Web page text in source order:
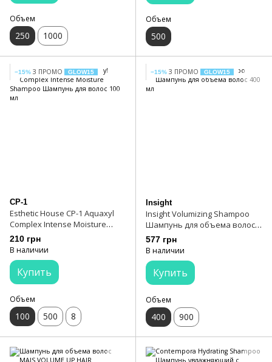
Объем
250 1000
Объем
500
−15% З ПРОМО GLOW15
CP-1
Esthetic House CP-1 Aquaxyl
Complex Intense Moisture
Shampoo Шампунь для волос
100 мл
210 грн
В наличии
Купить
Объем
100 500 8
−15% З ПРОМО GLOW15
Insight
Insight Volumizing Shampoo
Шампунь для объема волос
400 мл
577 грн
В наличии
Купить
Объем
400 900